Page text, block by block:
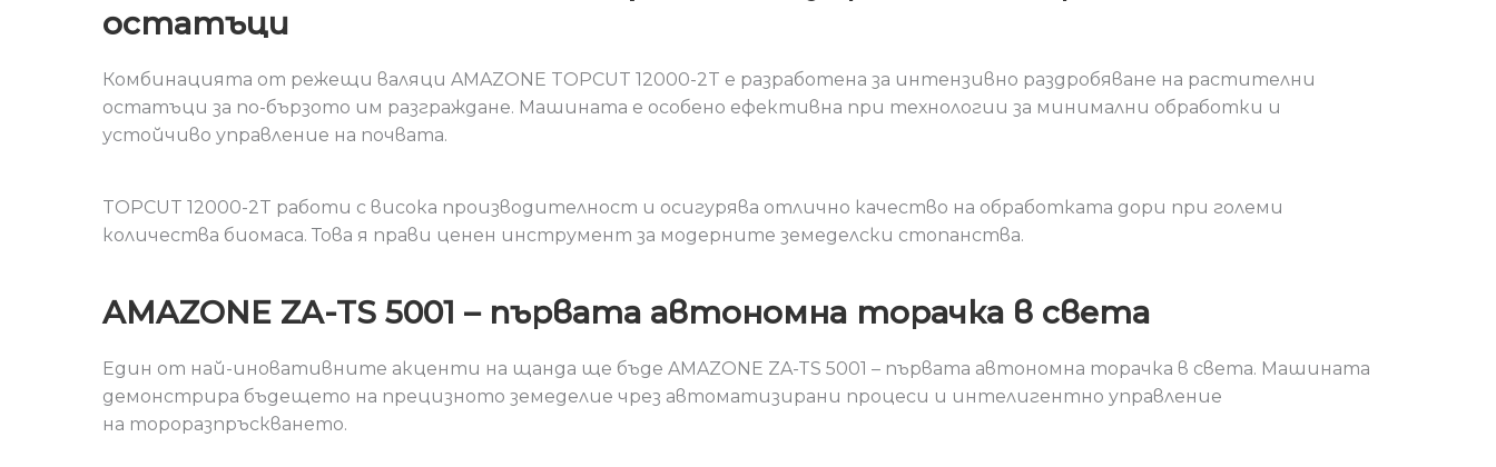
остатъци
Комбинацията от режещи валяци AMAZONE TOPCUT 12000-2T е разработена за интензивно раздробяване на растителни
остатъци за по-бързото им разграждане. Машината е особено ефективна при технологии за минимални обработки и
устойчиво управление на почвата.
TOPCUT 12000-2T работи с висока производителност и осигурява отлично качество на обработката дори при големи
количества биомаса. Това я прави ценен инструмент за модерните земеделски стопанства.
AMAZONE ZA-TS 5001 – първата автономна торачка в света
Един от най-иновативните акценти на щанда ще бъде AMAZONE ZA-TS 5001 – първата автономна торачка в света. Машината
демонстрира бъдещето на прецизното земеделие чрез автоматизирани процеси и интелигентно управление
на тороразпръскването.